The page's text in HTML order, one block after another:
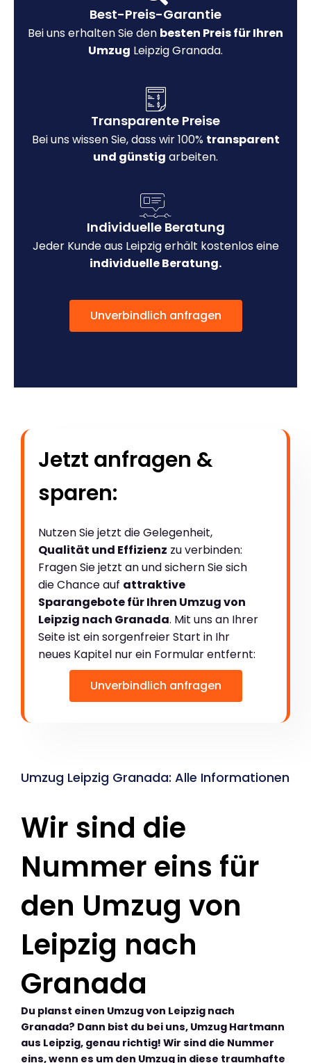
Best-Preis-Garantie
Bei uns erhalten Sie den besten Preis für Ihren
Umzug Leipzig Granada.
Transparente Preise
Bei uns wissen Sie, dass wir 100% transparent
und günstig arbeiten.
Individuelle Beratung
Jeder Kunde aus Leipzig erhält kostenlos eine
individuelle Beratung.
Unverbindlich anfragen
Jetzt anfragen &
sparen:
Nutzen Sie jetzt die Gelegenheit,
Qualität und Effizienz zu verbinden:
Fragen Sie jetzt an und sichern Sie sich
die Chance auf attraktive
Sparangebote für Ihren Umzug von
Leipzig nach Granada. Mit uns an Ihrer
Seite ist ein sorgenfreier Start in Ihr
neues Kapitel nur ein Formular entfernt:
Unverbindlich anfragen
Umzug Leipzig Granada: Alle Informationen
Wir sind die
Nummer eins für
den Umzug von
Leipzig nach
Granada
Du planst einen Umzug von Leipzig nach
Granada? Dann bist du bei uns, Umzug Hartmann
aus Leipzig, genau richtig! Wir sind die Nummer
eins, wenn es um den Umzug in diese traumhafte